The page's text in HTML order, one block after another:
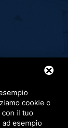
cookie o
il tuo
esempio